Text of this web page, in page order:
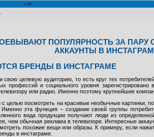
-->
ПОПУЛЯРНОСТЬ ЗА ПАРУ
АККАУНТЫ В ИНСТАГРАМ
БРЕНДЫ В ИНСТАГРАМЕ
целевую аудиторию, то есть круг тех
профессий и социального уровня
или радио. Именно поэтому крупнейшие
посмотреть на красивые необычные картинки,
эта функция – создание своей группы
вида продукции получают люди из
чем обычная реклама в телевизоре. Интересные
похожие вещи или образы. К примеру, если
в инстаграме.